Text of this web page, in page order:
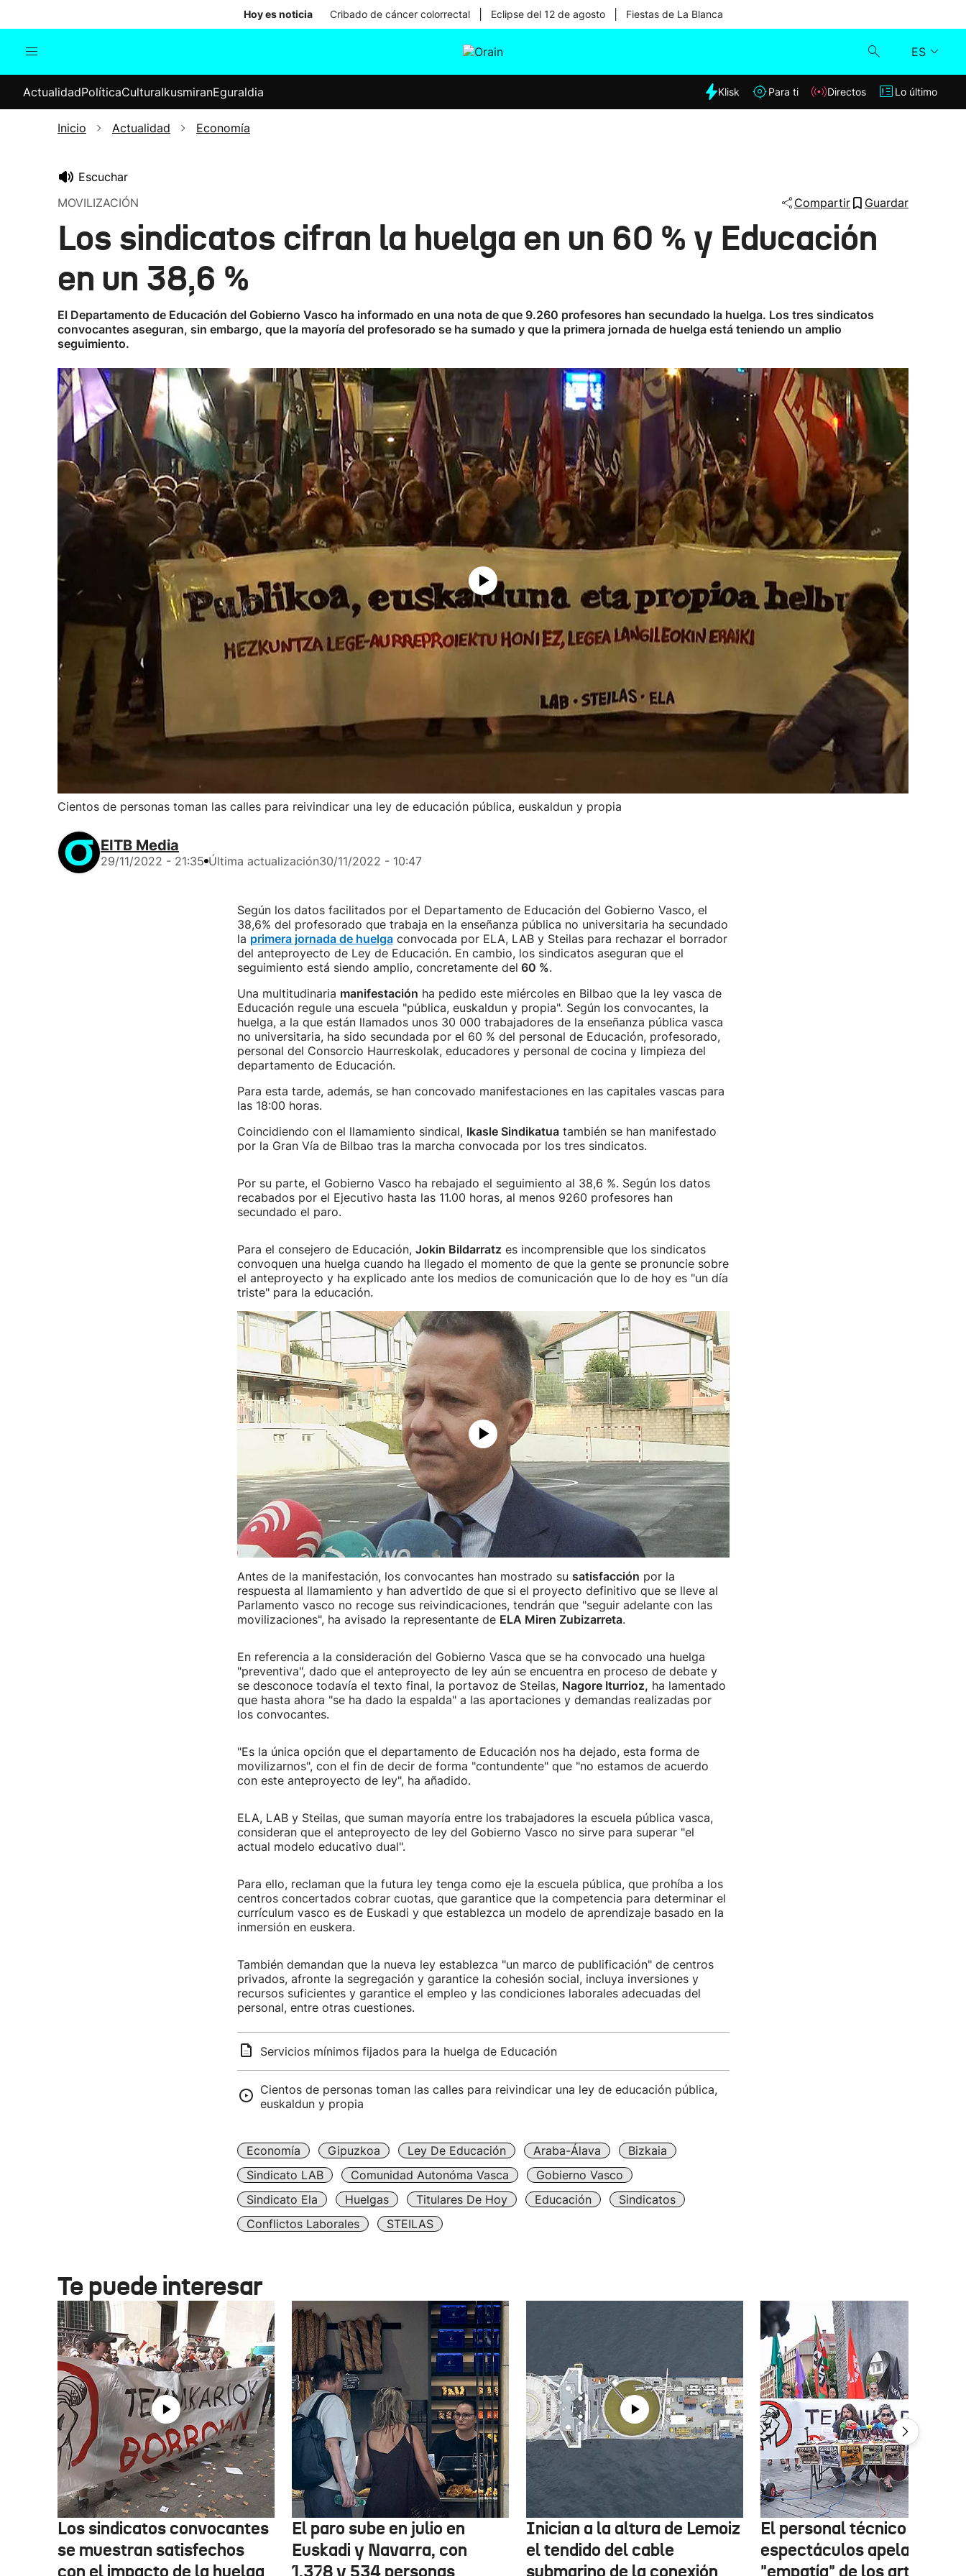
Hoy es noticia Cribado de cáncer colorrectal Eclipse del 12 de agosto Fiestas de La Blanca
ES
Internacional
Elecciones
Klisk
ActualidadPolíticaCulturaIkusmiranEguraldia Klisk Para ti Directos Lo último
Inicio Actualidad Economía
Escuchar
MOVILIZACIÓN
Compartir Guardar
Los sindicatos cifran la huelga en un 60 % y Educación
en un 38,6 %
El Departamento de Educación del Gobierno Vasco ha informado en una nota de que 9.260 profesores han secundado la huelga. Los tres sindicatos
convocantes aseguran, sin embargo, que la mayoría del profesorado se ha sumado y que la primera jornada de huelga está teniendo un amplio
seguimiento.
Cientos de personas toman las calles para reivindicar una ley de educación pública, euskaldun y propia
EITB Media
29/11/2022 - 21:35 Última actualización30/11/2022 - 10:47
Según los datos facilitados por el Departamento de Educación del Gobierno Vasco, el
38,6% del profesorado que trabaja en la enseñanza pública no universitaria ha secundado
la primera jornada de huelgaconvocada por ELA, LAB y Steilas para rechazar el borrador
del anteproyecto de Ley de Educación. En cambio, los sindicatos aseguran que el
seguimiento está siendo amplio, concretamente del 60 %.
Una multitudinaria manifestación ha pedido este miércoles en Bilbao que la ley vasca de
Educación regule una escuela "pública, euskaldun y propia". Según los convocantes, la
huelga, a la que están llamados unos 30 000 trabajadores de la enseñanza pública vasca
no universitaria, ha sido secundada por el 60 % del personal de Educación, profesorado,
personal del Consorcio Haurreskolak, educadores y personal de cocina y limpieza del
departamento de Educación.
Para esta tarde, además, se han concovado manifestaciones en las capitales vascas para
las 18:00 horas.
Coincidiendo con el llamamiento sindical, Ikasle Sindikatuatambién se han manifestado
por la Gran Vía de Bilbao tras la marcha convocada por los tres sindicatos.
Por su parte, el Gobierno Vasco ha rebajado el seguimiento al 38,6 %. Según los datos
recabados por el Ejecutivo hasta las 11.00 horas, al menos 9260 profesores han
secundado el paro.
Para el consejero de Educación, Jokin Bildarratzes incomprensible que los sindicatos
convoquen una huelga cuando ha llegado el momento de que la gente se pronuncie sobre
el anteproyecto y ha explicado ante los medios de comunicación que lo de hoy es "un día
triste" para la educación.
Antes de la manifestación, los convocantes han mostrado su satisfacción por la
respuesta al llamamiento y han advertido de que si el proyecto definitivo que se lleve al
Parlamento vasco no recoge sus reivindicaciones, tendrán que "seguir adelante con las
movilizaciones", ha avisado la representante de ELA Miren Zubizarreta.
En referencia a la consideración del Gobierno Vasca que se ha convocado una huelga
"preventiva", dado que el anteproyecto de ley aún se encuentra en proceso de debate y
se desconoce todavía el texto final, la portavoz de Steilas, Nagore Iturrioz, ha lamentado
que hasta ahora "se ha dado la espalda" a las aportaciones y demandas realizadas por
los convocantes.
"Es la única opción que el departamento de Educación nos ha dejado, esta forma de
movilizarnos", con el fin de decir de forma "contundente" que "no estamos de acuerdo
con este anteproyecto de ley", ha añadido.
ELA, LAB y Steilas, que suman mayoría entre los trabajadores la escuela pública vasca,
consideran que el anteproyecto de ley del Gobierno Vasco no sirve para superar "el
actual modelo educativo dual".
Para ello, reclaman que la futura ley tenga como eje la escuela pública, que prohíba a los
centros concertados cobrar cuotas, que garantice que la competencia para determinar el
currículum vasco es de Euskadi y que establezca un modelo de aprendizaje basado en la
inmersión en euskera.
También demandan que la nueva ley establezca "un marco de publificación" de centros
privados, afronte la segregación y garantice la cohesión social, incluya inversiones y
recursos suficientes y garantice el empleo y las condiciones laborales adecuadas del
personal, entre otras cuestiones.
Servicios mínimos fijados para la huelga de Educación
Cientos de personas toman las calles para reivindicar una ley de educación pública,
euskaldun y propia
Economía Gipuzkoa Ley De Educación Araba-Álava
Bizkaia
Sindicato LAB
Comunidad Autonóma Vasca
Gobierno Vasco
Sindicato Ela
Huelgas Titulares De Hoy Educación
Sindicatos
Conflictos Laborales
STEILAS
Te puede interesar
Los sindicatos convocantes
se muestran satisfechos
con el impacto de la huelga
El paro sube en julio en
Euskadi y Navarra, con
1.378 y 534 personas
Inician a la altura de Lemoiz
el tendido del cable
submarino de la conexión
El personal técnico de
espectáculos apela a la
"empatía" de los artistas